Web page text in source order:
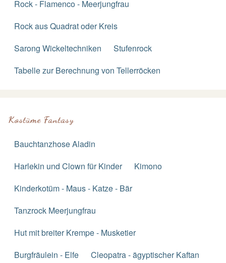
Rock - Flamenco - Meerjungfrau
Rock aus Quadrat oder Kreis
Sarong Wickeltechniken
Stufenrock
Tabelle zur Berechnung von Tellerröcken
Kostüme Fantasy
Bauchtanzhose Aladin
Harlekin und Clown für Kinder
Kimono
Kinderkotüm - Maus - Katze - Bär
Tanzrock Meerjungfrau
Hut mit breiter Krempe - Musketier
Burgfräulein - Elfe
Cleopatra - ägyptischer Kaftan